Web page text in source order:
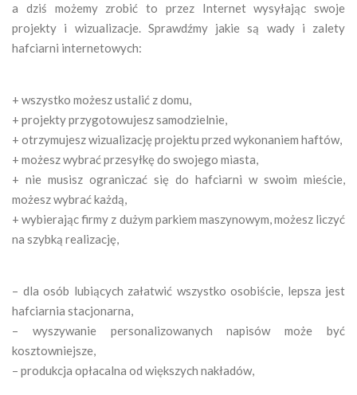
a dziś możemy zrobić to przez Internet wysyłając swoje
projekty i wizualizacje. Sprawdźmy jakie są wady i zalety
hafciarni internetowych:
+ wszystko możesz ustalić z domu,
+ projekty przygotowujesz samodzielnie,
+ otrzymujesz wizualizację projektu przed wykonaniem haftów,
+ możesz wybrać przesyłkę do swojego miasta,
+ nie musisz ograniczać się do hafciarni w swoim mieście,
możesz wybrać każdą,
+ wybierając firmy z dużym parkiem maszynowym, możesz liczyć
na szybką realizację,
– dla osób lubiących załatwić wszystko osobiście, lepsza jest
hafciarnia stacjonarna,
– wyszywanie personalizowanych napisów może być
kosztowniejsze,
– produkcja opłacalna od większych nakładów,